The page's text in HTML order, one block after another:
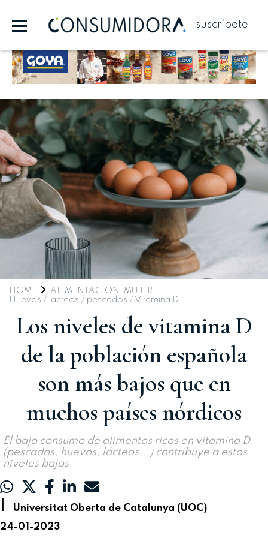
suscríbete
HOME
ALIMENTACION-MUJER
Huevos / lacteos / pescados / Vitamina D
Los niveles de vitamina D
de la población española
son más bajos que en
muchos países nórdicos
El bajo consumo de alimentos ricos en vitamina D
(pescados, huevos, lácteos...) contribuye a estos
niveles bajos
|
Universitat Oberta de Catalunya (UOC)
24-01-2023